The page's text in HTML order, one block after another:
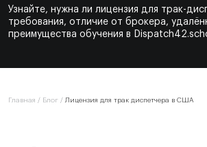
Сертификат
Программа курса
Отзывы
Блог
Узнайте, нужна ли лицензия для трак-
требования, отличие от брокера,
преимущества обучения в
Главная / Блог / Лицензия для трак диспетчера в США